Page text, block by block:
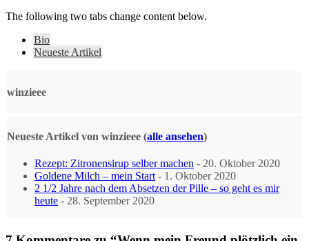
The following two tabs change content below.
Bio
Neueste Artikel
winzieee
Neueste Artikel von winzieee (alle ansehen)
Rezept: Zitronensirup selber machen - 20. Oktober 2020
Goldene Milch – mein Start - 1. Oktober 2020
2 1/2 Jahre nach dem Absetzen der Pille – so geht es mir
heute - 28. September 2020